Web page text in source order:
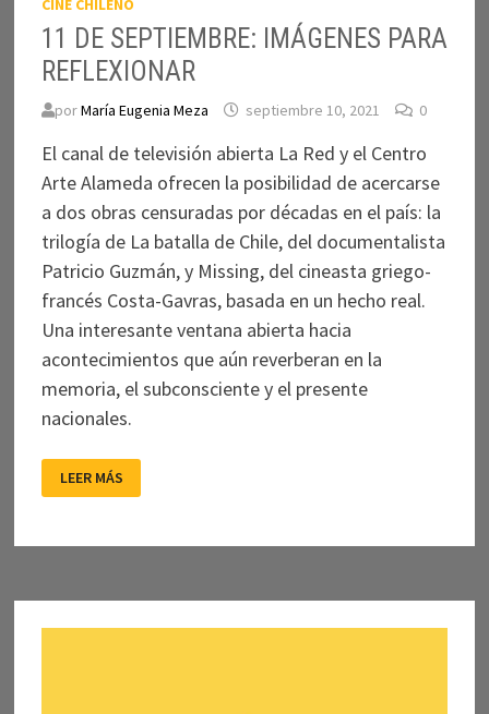
11 DE SEPTIEMBRE: IMÁGENES PARA
REFLEXIONAR
porMaría Eugenia Meza septiembre 10, 2021 0
El canal de televisión abierta La Red y el Centro
Arte Alameda ofrecen la posibilidad de acercarse
a dos obras censuradas por décadas en el país: la
trilogía de La batalla de Chile, del documentalista
Patricio Guzmán, y Missing, del cineasta griego-
francés Costa-Gavras, basada en un hecho real.
Una interesante ventana abierta hacia
acontecimientos que aún reverberan en la
memoria, el subconsciente y el presente
nacionales.
DE
SEPTIEMBRE:
REFLEXIONAR
LEER MÁS